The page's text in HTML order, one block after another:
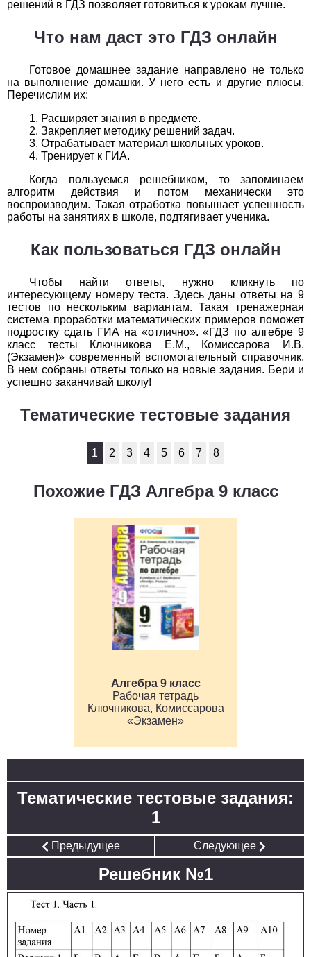
3 10
Химия
2 3 4 5 6 7 8 9 10
11
2 3 4 5 6 7 8 9
Экология
1
2 3 4 7 9 10
11
Экономика
2 3 4 5 6 7 8 9 10
решений в ГДЗ позволяет готовиться к урокам лучше.
Что нам даст это ГДЗ онлайн
Готовое домашнее задание направлено не только
на выполнение домашки. У него есть и другие плюсы.
Перечислим их:
Расширяет знания в предмете.
Закрепляет методику решений задач.
Отрабатывает материал школьных уроков.
Тренирует к ГИА.
Когда пользуемся решебником, то запоминаем
алгоритм действия и потом механически это
воспроизводим. Такая отработка повышает успешность
работы на занятиях в школе, подтягивает ученика.
Как пользоваться ГДЗ онлайн
Чтобы найти ответы, нужно кликнуть по
интересующему номеру теста. Здесь даны ответы на 9
тестов по нескольким вариантам. Такая тренажерная
система проработки математических примеров поможет
подростку сдать ГИА на «отлично». «ГДЗ по алгебре 9
класс тесты Ключникова Е.М., Комиссарова И.В.
(Экзамен)» современный вспомогательный справочник.
В нем собраны ответы только на новые задания. Бери и
успешно заканчивай школу!
Тематические тестовые задания
1 2 3 4 5 6 7 8
Похожие ГДЗ Алгебра 9 класс
Алгебра 9 класс
Рабочая тетрадь
Ключникова, Комиссарова
«Экзамен»
Тематические тестовые задания:
1
Предыдущее Следующее
Решебник №1